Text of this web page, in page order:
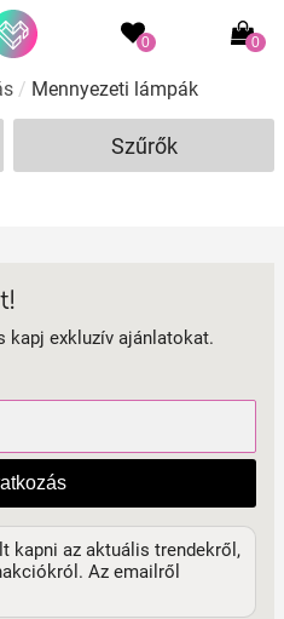
0 0
/ Mennyezeti lámpák
Szűrők
kapj exkluzív ajánlatokat.
kapni az aktuális trendekről,
Az emailről